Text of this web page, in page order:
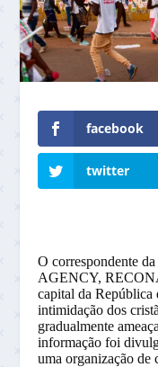
facebook
twitter
O correspondente
AGENCY,
capital da República
intimidação dos
gradualmente
informação foi
uma organização de